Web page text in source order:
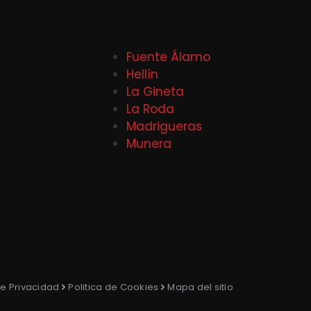
Fuente Álamo
Hellín
La Gineta
La Roda
Madrigueras
Munera
Privacidad Politica de Cookies Mapa del sitio